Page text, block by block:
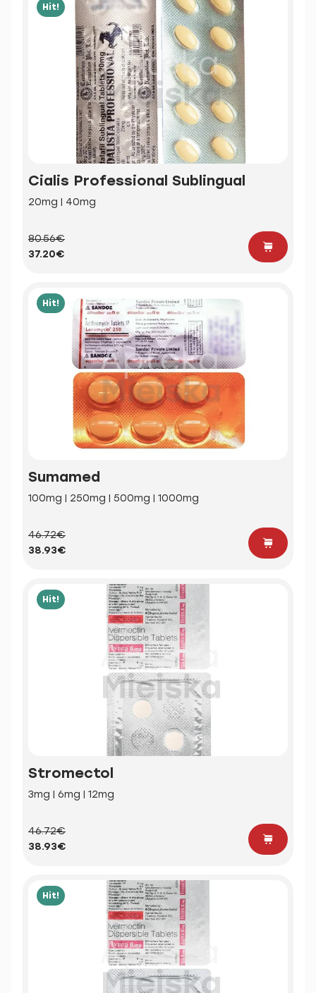
Hit!
Cialis Professional Sublingual
20mg | 40mg
80.56€
37.20€
Hit!
Sumamed
100mg | 250mg | 500mg | 1000mg
46.72€
38.93€
Hit!
Stromectol
3mg | 6mg | 12mg
46.72€
38.93€
Hit!